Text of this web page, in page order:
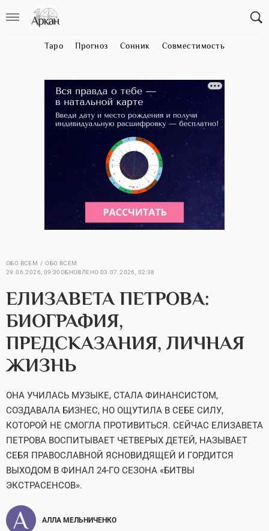
Таро Прогноз Сонник Совместимость
ОБО ВСЕМ
ОБО ВСЕМ
29.06.2026, 09:30ОБНОВЛЕНО 03.07.2026, 02:38
ЕЛИЗАВЕТА ПЕТРОВА:
БИОГРАФИЯ,
ПРЕДСКАЗАНИЯ, ЛИЧНАЯ
ЖИЗНЬ
ОНА УЧИЛАСЬ МУЗЫКЕ, СТАЛА ФИНАНСИСТОМ,
СОЗДАВАЛА БИЗНЕС, НО ОЩУТИЛА В СЕБЕ СИЛУ,
КОТОРОЙ НЕ СМОГЛА ПРОТИВИТЬСЯ. СЕЙЧАС ЕЛИЗАВЕТА
ПЕТРОВА ВОСПИТЫВАЕТ ЧЕТВЕРЫХ ДЕТЕЙ, НАЗЫВАЕТ
СЕБЯ ПРАВОСЛАВНОЙ ЯСНОВИДЯЩЕЙ И ГОРДИТСЯ
ВЫХОДОМ В ФИНАЛ 24-ГО СЕЗОНА «БИТВЫ
ЭКСТРАСЕНСОВ».
АЛЛА МЕЛЬНИЧЕНКО